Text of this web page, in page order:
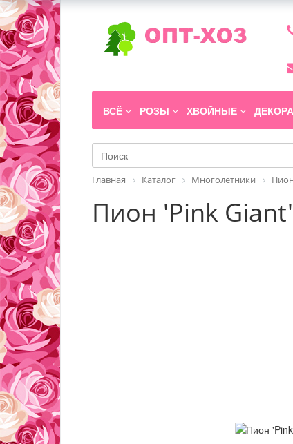
ВСЁ РОЗЫ ХВОЙНЫЕ
Главная Каталог Многолетники
Пион 'Pink Giant'